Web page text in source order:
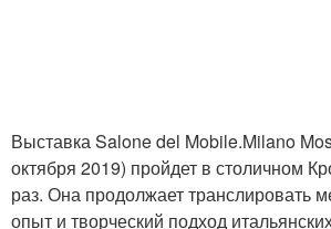
Выставка Salone del Mobile.Milano
октября 2019) пройдет в столичном
раз. Она продолжает транслировать
опыт и творческий подход